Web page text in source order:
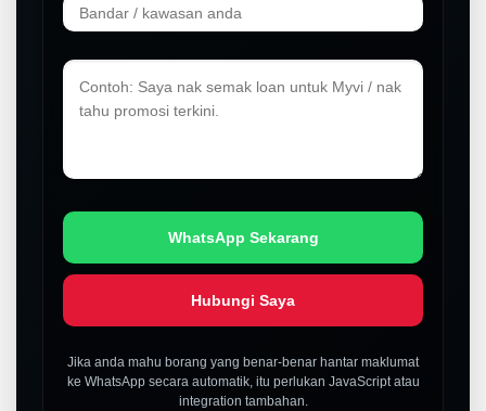
WhatsApp Sekarang
Hubungi Saya
Jika anda mahu borang yang benar-benar hantar maklumat
ke WhatsApp secara automatik, itu perlukan JavaScript atau
integration tambahan.